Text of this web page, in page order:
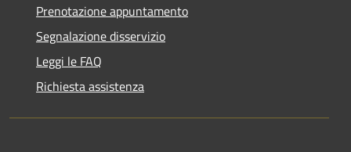
Prenotazione appuntamento
Segnalazione disservizio
Leggi le FAQ
Richiesta assistenza